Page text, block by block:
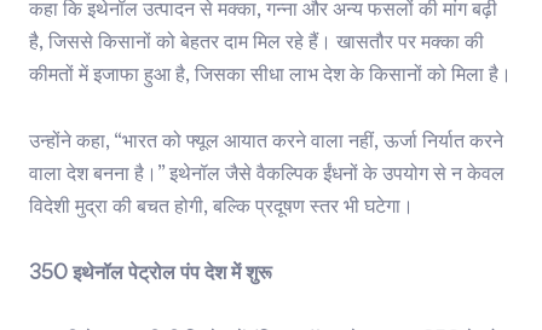
कहा कि इथेनॉल उत्पादन से मक्का, गन्ना और अन्य फसलों की मांग बढ़ी
है, जिससे किसानों को बेहतर दाम मिल रहे हैं। खासतौर पर मक्का की
कीमतों में इजाफा हुआ है, जिसका सीधा लाभ देश के किसानों को मिला है।
उन्होंने कहा, “भारत को फ्यूल आयात करने वाला नहीं, ऊर्जा निर्यात करने
वाला देश बनना है।” इथेनॉल जैसे वैकल्पिक ईंधनों के उपयोग से न केवल
विदेशी मुद्रा की बचत होगी, बल्कि प्रदूषण स्तर भी घटेगा।
350 इथेनॉल पेट्रोल पंप देश में शुरू